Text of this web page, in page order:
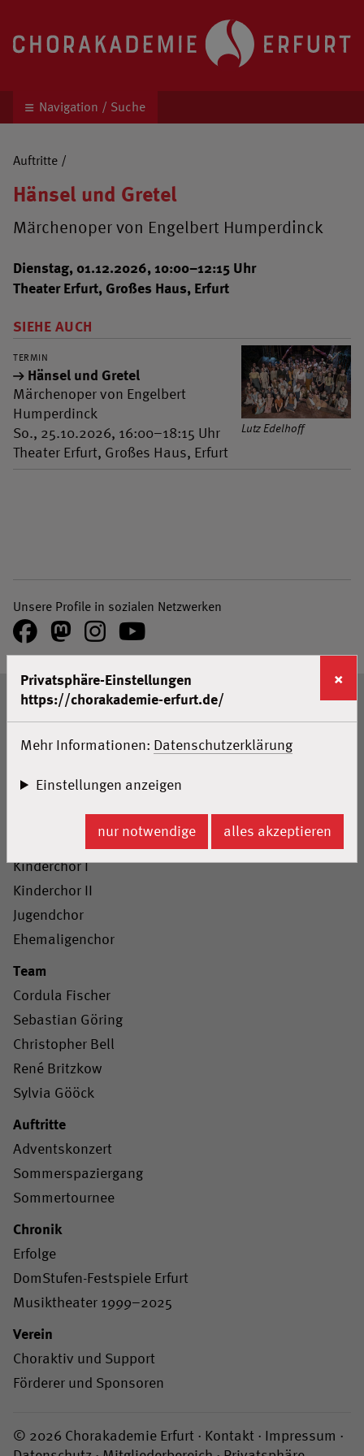
Navigation / Suche
Auftritte /
Hänsel und Gretel
Märchenoper von Engelbert Humperdinck
Dienstag, 01.12.2026, 10:00–12:15 Uhr
Theater Erfurt, Großes Haus, Erfurt
SIEHE AUCH
TERMIN
Hänsel und Gretel
Märchenoper von Engelbert
Humperdinck
So., 25.10.2026, 16:00–18:15 Uhr
Theater Erfurt, Großes Haus, Erfurt
Lutz Edelhoff
Unsere Profile in sozialen Netzwerken
Facebook
Mastodon
Instagram
Youtube
Seitenanfang
Home
Probenzeiten
Nachwuchschor
Kinderchor I
Kinderchor II
Jugendchor
Ehemaligenchor
Team
Cordula Fischer
Sebastian Göring
Christopher Bell
René Britzkow
Sylvia Gööck
Auftritte
Adventskonzert
Sommerspaziergang
Sommertournee
Chronik
Erfolge
DomStufen-Festspiele Erfurt
Musiktheater 1999–2025
Verein
Choraktiv und Support
Förderer und Sponsoren
© 2026 Chorakademie Erfurt · Kontakt · Impressum ·
Privatsphäre-Einstellungen
https://chorakademie-erfurt.de/
×
Mehr Informationen: Datenschutzerklärung
Einstellungen anzeigen
nur notwendige alles akzeptieren